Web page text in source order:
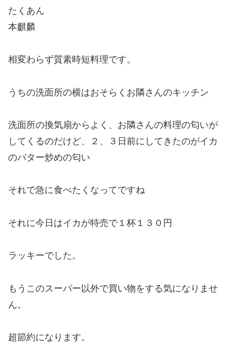
たくあん
本麒麟
相変わらず質素時短料理です。
うちの洗面所の横はおそらくお隣さんのキッチン
洗面所の換気扇からよく、お隣さんの料理の匂いが
してくるのだけど、２、３日前にしてきたのがイカ
のバター炒めの匂い
それで急に食べたくなってですね
それに今日はイカが特売で１杯１３０円
ラッキーでした。
もうこのスーパー以外で買い物をする気になりませ
ん。
超節約になります。